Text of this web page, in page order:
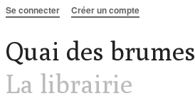
Aller au contenu
Se connecter Créer un compte
La librairie
Quai des brumes